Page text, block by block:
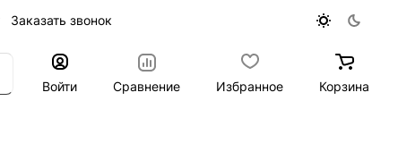
Заказать звонок
Войти Сравнение Избранное Корзина